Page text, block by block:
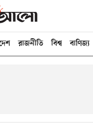
রাজনীতি বিশ্ব বাণিজ্য